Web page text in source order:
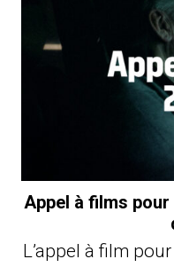
Appel à films
L’appel à film